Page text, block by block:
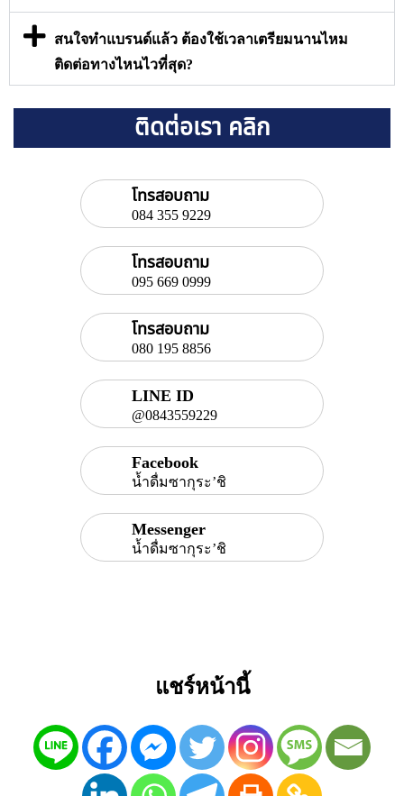
สนใจทำแบรนด์แล้ว ต้องใช้เวลาเตรียมนานไหม
ติดต่อทางไหนไวที่สุด?
ติดต่อเรา คลิก
โทรสอบถาม
084 355 9229
โทรสอบถาม
095 669 0999
โทรสอบถาม
080 195 8856
LINE ID
@0843559229
Facebook
น้ำดื่มซากุระ’ชิ
Messenger
น้ำดื่มซากุระ’ชิ
แชร์หน้านี้